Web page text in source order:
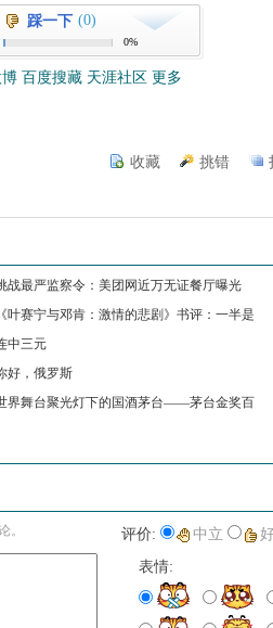
踩一下 (0)
0%
百度搜藏 天涯社区 更多
收藏 挑错
战最严监察令：美团网近万无证餐厅曝光
《叶赛宁与邓肯：激情的悲剧》书评：一半是
中三元
好，俄罗斯
界舞台聚光灯下的国酒茅台——茅台金奖百
。 评价: 中立
表情: